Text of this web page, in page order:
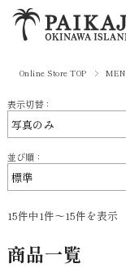
Online Store TOP MEN
表示切替：
並び順：
15件中1件～15件を表示
商品一覧